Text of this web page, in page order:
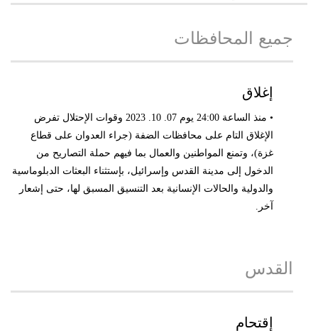
جميع المحافظات
إغلاق
• منذ الساعة 24:00 يوم 07. 10. 2023 وقوات الإحتلال تفرض
الإغلاق التام على محافظات الضفة (جراء العدوان على قطاع
غزة)، وتمنع المواطنين والعمال بما فيهم حملة التصاريح من
الدخول إلى مدينة القدس وإسرائيل، بإستثناء البعثات الدبلوماسية
والدولية والحالات الإنسانية بعد التنسيق المسبق لها، حتى إشعار
آخر.
القدس
إقتحام